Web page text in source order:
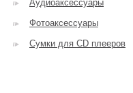
Аудиоаксессуары
Фотоаксессуары
Сумки для CD плееров